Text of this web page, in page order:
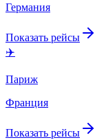
Германия
Показать рейсы
✈️
Париж
Франция
Показать рейсы